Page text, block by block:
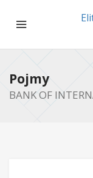
Pojmy
BANK OF